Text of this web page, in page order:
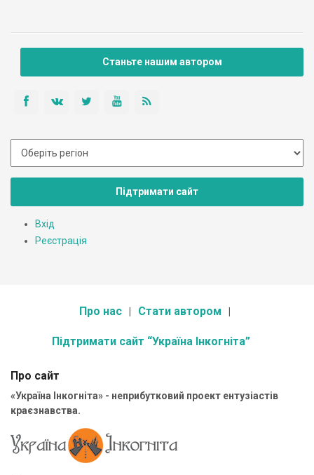
Станьте нашим автором
Підтримати сайт
Вхід
Реєстрація
Про нас Стати автором
Підтримати сайт “Україна Інкогніта”
Про сайт
«Україна Інкогніта» - неприбутковий проект ентузіастів
краєзнавства.